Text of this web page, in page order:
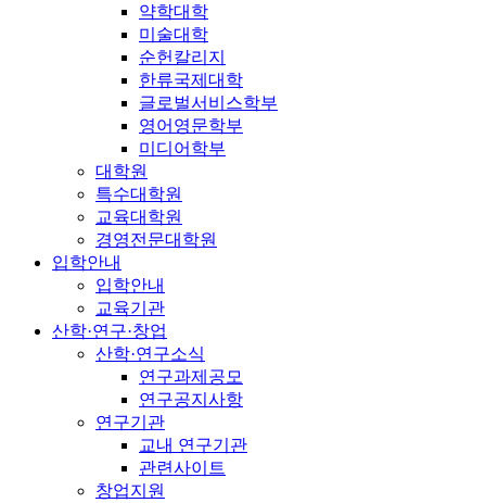
약학대학
미술대학
순헌칼리지
한류국제대학
글로벌서비스학부
영어영문학부
미디어학부
대학원
특수대학원
교육대학원
경영전문대학원
입학안내
입학안내
교육기관
산학·연구·창업
산학·연구소식
연구과제공모
연구공지사항
연구기관
교내 연구기관
관련사이트
창업지원